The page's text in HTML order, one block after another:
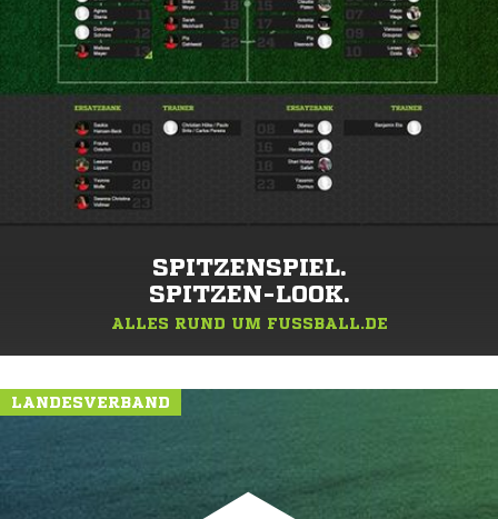
SPITZENSPIEL.
SPITZEN-LOOK.
ALLES RUND UM FUSSBALL.DE
LANDESVERBAND